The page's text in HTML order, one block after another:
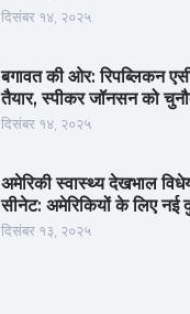
दिसंबर १४, २०२५
बगावत की ओर: रिपब्लिकन
तैयार, स्पीकर जॉनसन को
दिसंबर १४, २०२५
अमेरिकी स्वास्थ्य देखभाल
सीनेट: अमेरिकियों के लिए नई
दिसंबर १३, २०२५